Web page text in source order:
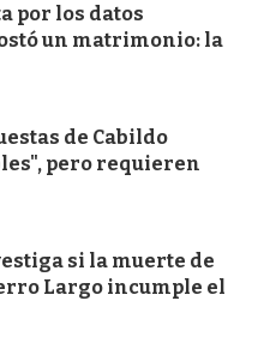
por los datos
un matrimonio: la
de Cabildo
pero requieren
si la muerte de
Largo incumple el